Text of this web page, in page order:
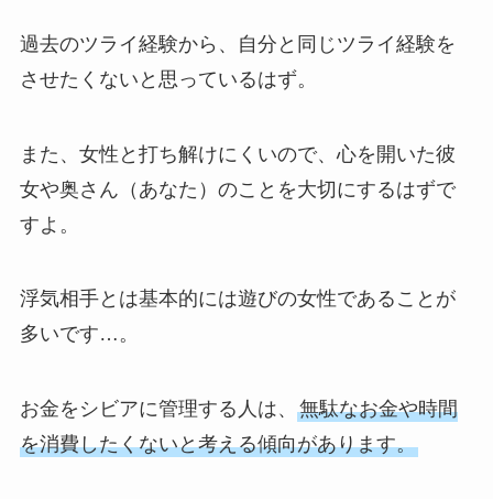
過去のツライ経験から、自分と同じツライ経験を
させたくないと思っているはず。
また、女性と打ち解けにくいので、心を開いた彼
女や奥さん（あなた）のことを大切にするはずで
すよ。
浮気相手とは基本的には遊びの女性であることが
多いです…。
お金をシビアに管理する人は、 無駄なお金や時間
を消費したくないと考える傾向があります。